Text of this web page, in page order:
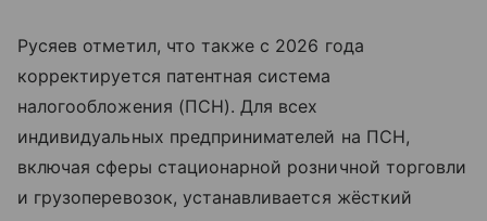
Русяев отметил, что также с 2026 года
корректируется патентная система
налогообложения (ПСН). Для всех
индивидуальных предпринимателей на ПСН,
включая сферы стационарной розничной торговли
и грузоперевозок, устанавливается жёсткий